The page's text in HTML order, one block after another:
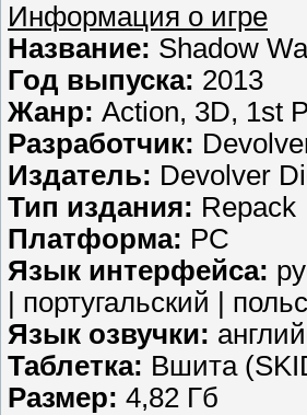
Информация о игре
Название: Shadow
Год выпуска: 2013
Жанр: Action, 3D, 1st
Разработчик:
Издатель: Devolver
Тип издания: Repack
Платформа: PC
Язык интерфейса:
| португальский |
Язык озвучки:
Таблетка: Вшита
Размер: 4,82 Гб